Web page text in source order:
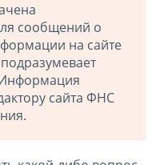
сообщений о
на сайте
сайта ФНС